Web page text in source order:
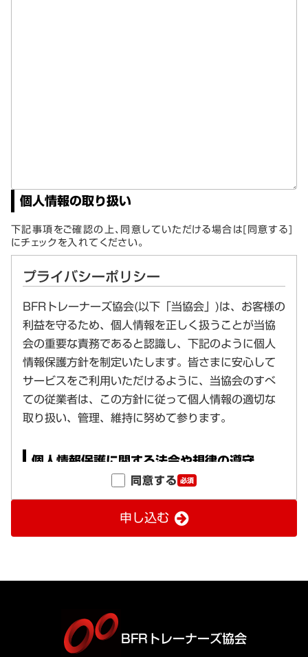
個人情報の取り扱い
下記事項をご確認の上、同意していただける場合は[同意する]
にチェックを入れてください。
同意する 必須
申し込む
BFRトレーナーズ協会